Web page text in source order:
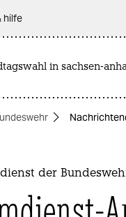
hilfe
in sachsen-
der